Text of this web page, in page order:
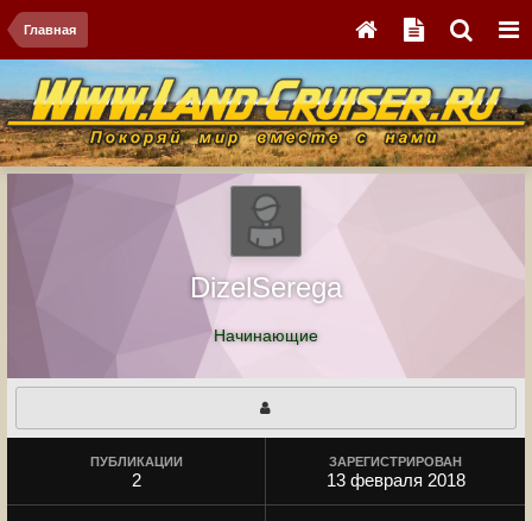
Главная
DizelSerega
Начинающие
ПУБЛИКАЦИИ
2
ЗАРЕГИСТРИРОВАН
13 февраля 2018